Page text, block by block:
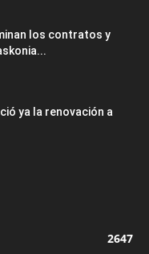
los contratos y
ya la renovación a
2647